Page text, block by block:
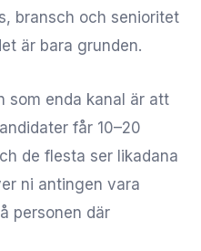
bransch och senioritet
är bara grunden.
som enda kanal är att
får 10–20
de flesta ser likadana
ni antingen vara
personen där